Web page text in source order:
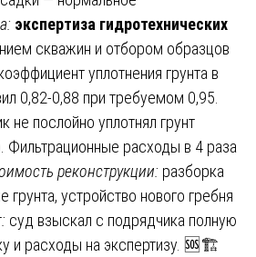
экспертиза гидротехнических
скважин и отбором образцов
уплотнения грунта в
0,82-0,88 при требуемом 0,95.
не послойно уплотнял грунт
Фильтрационные расходы в 4 раза
реконструкции: разборка
грунта, устройство нового гребня
суд взыскал с подрядчика полную
и расходы на экспертизу. 🆘🏗️